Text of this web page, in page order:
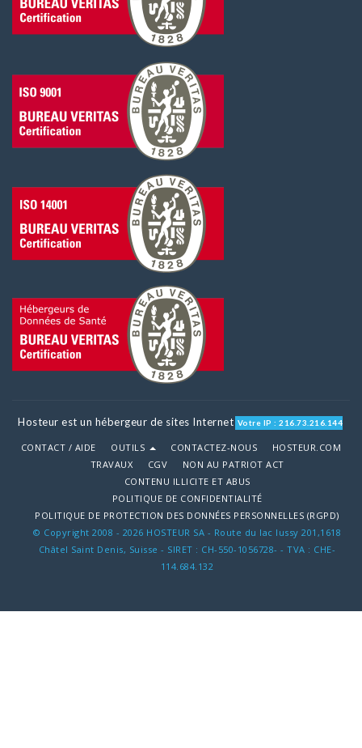
Hosteur est un hébergeur de sites Internet Votre IP : 216.73.216.144
CONTACT / AIDE OUTILS CONTACTEZ-NOUS
HOSTEUR.COM
TRAVAUX
CGV
NON AU PATRIOT ACT
CONTENU ILLICITE ET ABUS
POLITIQUE DE CONFIDENTIALITÉ
POLITIQUE DE PROTECTION DES DONNÉES PERSONNELLES (RGPD)
© Copyright 2008 - 2026 HOSTEUR SA - Route du lac lussy 201,1618
Châtel Saint Denis, Suisse - SIRET : CH-550-1056728- - TVA : CHE-
114.684.132